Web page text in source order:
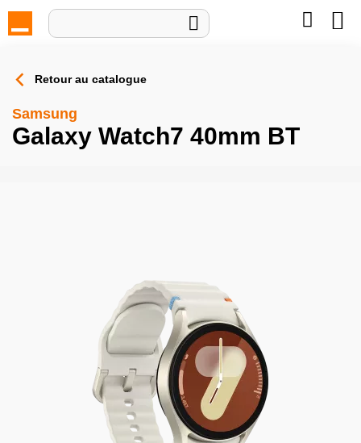
Mon

Retour au catalogue
Samsung
Galaxy Watch7 40mm BT